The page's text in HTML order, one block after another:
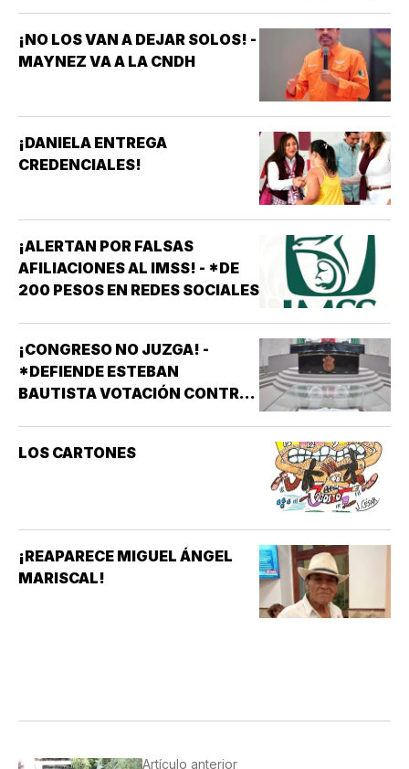
¡NO LOS VAN A DEJAR SOLOS! -
MAYNEZ VA A LA CNDH
¡DANIELA ENTREGA
CREDENCIALES!
¡ALERTAN POR FALSAS
AFILIACIONES AL IMSS! - *DE
200 PESOS EN REDES SOCIALES
¡CONGRESO NO JUZGA! -
*DEFIENDE ESTEBAN
BAUTISTA VOTACIÓN CONTRA
LOS CARTONES
¡REAPARECE MIGUEL ÁNGEL
MARISCAL!
Artículo anterior